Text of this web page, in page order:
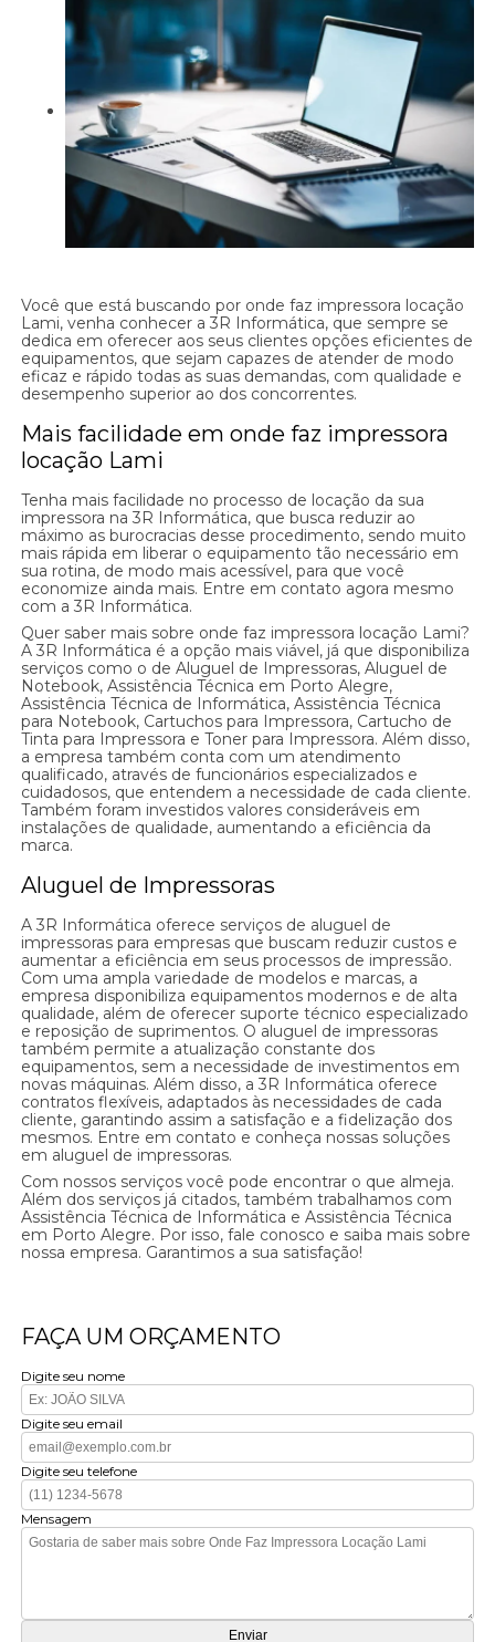
Você que está buscando por onde faz impressora locação
Lami, venha conhecer a 3R Informática, que sempre se
dedica em oferecer aos seus clientes opções eficientes de
equipamentos, que sejam capazes de atender de modo
eficaz e rápido todas as suas demandas, com qualidade e
desempenho superior ao dos concorrentes.
Mais facilidade em onde faz impressora
locação Lami
Tenha mais facilidade no processo de locação da sua
impressora na 3R Informática, que busca reduzir ao
máximo as burocracias desse procedimento, sendo muito
mais rápida em liberar o equipamento tão necessário em
sua rotina, de modo mais acessível, para que você
economize ainda mais. Entre em contato agora mesmo
com a 3R Informática.
Quer saber mais sobre onde faz impressora locação Lami?
A 3R Informática é a opção mais viável, já que disponibiliza
serviços como o de Aluguel de Impressoras, Aluguel de
Notebook, Assistência Técnica em Porto Alegre,
Assistência Técnica de Informática, Assistência Técnica
para Notebook, Cartuchos para Impressora, Cartucho de
Tinta para Impressora e Toner para Impressora. Além disso,
a empresa também conta com um atendimento
qualificado, através de funcionários especializados e
cuidadosos, que entendem a necessidade de cada cliente.
Também foram investidos valores consideráveis em
instalações de qualidade, aumentando a eficiência da
marca.
Aluguel de Impressoras
A 3R Informática oferece serviços de aluguel de
impressoras para empresas que buscam reduzir custos e
aumentar a eficiência em seus processos de impressão.
Com uma ampla variedade de modelos e marcas, a
empresa disponibiliza equipamentos modernos e de alta
qualidade, além de oferecer suporte técnico especializado
e reposição de suprimentos. O aluguel de impressoras
também permite a atualização constante dos
equipamentos, sem a necessidade de investimentos em
novas máquinas. Além disso, a 3R Informática oferece
contratos flexíveis, adaptados às necessidades de cada
cliente, garantindo assim a satisfação e a fidelização dos
mesmos. Entre em contato e conheça nossas soluções
em aluguel de impressoras.
Com nossos serviços você pode encontrar o que almeja.
Além dos serviços já citados, também trabalhamos com
Assistência Técnica de Informática e Assistência Técnica
em Porto Alegre. Por isso, fale conosco e saiba mais sobre
nossa empresa. Garantimos a sua satisfação!
FAÇA UM ORÇAMENTO
Digite seu nome
Digite seu email
Digite seu telefone
Mensagem